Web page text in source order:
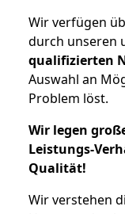
Wir verfügen
durch unseren
qualifizierten
Auswahl an
Problem löst.
Wir legen
Leistungs-
Qualität!
Wir verstehen